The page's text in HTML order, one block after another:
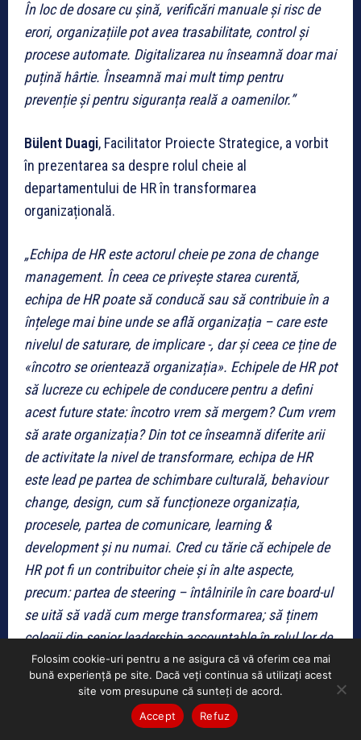
În loc de dosare cu șină, verificări manuale și risc de
erori, organizațiile pot avea trasabilitate, control și
procese automate. Digitalizarea nu înseamnă doar mai
puțină hârtie. Înseamnă mai mult timp pentru
prevenție și pentru siguranța reală a oamenilor.”
Bülent Duagi, Facilitator Proiecte Strategice, a vorbit
în prezentarea sa despre rolul cheie al
departamentului de HR în transformarea
organizațională.
„Echipa de HR este actorul cheie pe zona de change
management. În ceea ce privește starea curentă,
echipa de HR poate să conducă sau să contribuie în a
înțelege mai bine unde se află organizația – care este
nivelul de saturare, de implicare -, dar și ceea ce ține de
«încotro se orientează organizația». Echipele de HR pot
să lucreze cu echipele de conducere pentru a defini
acest future state: încotro vrem să mergem? Cum vrem
să arate organizația? Din tot ce înseamnă diferite arii
de activitate la nivel de transformare, echipa de HR
este lead pe partea de schimbare culturală, behaviour
change, design, cum să funcționeze organizația,
procesele, partea de comunicare, learning &
development și nu numai. Cred cu tărie că echipele de
HR pot fi un contribuitor cheie și în alte aspecte,
precum: partea de steering – întâlnirile în care board-ul
se uită să vadă cum merge transformarea; să ținem
colegii din senior leadership accountable în rolul lor de
sponsori; partea de aliniere dintre colegii din
leadership, stakeholder engagement, impact
assessmnent, readiness”, a explicat el.
Folosim cookie-uri pentru a ne asigura că vă oferim cea mai
bună experiență pe site. Dacă veți continua să utilizați acest
site vom presupune că sunteți de acord.
Accept
Refuz